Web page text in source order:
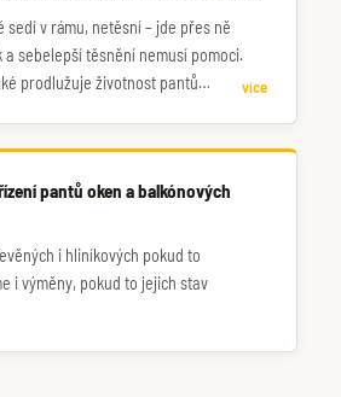
sedí v rámu, netěsní – jde přes ně
sebelepší těsnění nemusí pomoci.
prodlužuje životnost pantů
více
pantů oken a balkónových
i hliníkových pokud to
i výměny, pokud to jejich stav